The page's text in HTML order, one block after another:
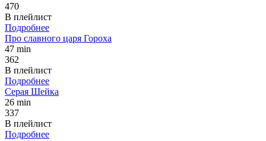
470
В плейлист
Подробнее
Про славного царя Гороха
47 min
362
В плейлист
Подробнее
Серая Шейка
26 min
337
В плейлист
Подробнее